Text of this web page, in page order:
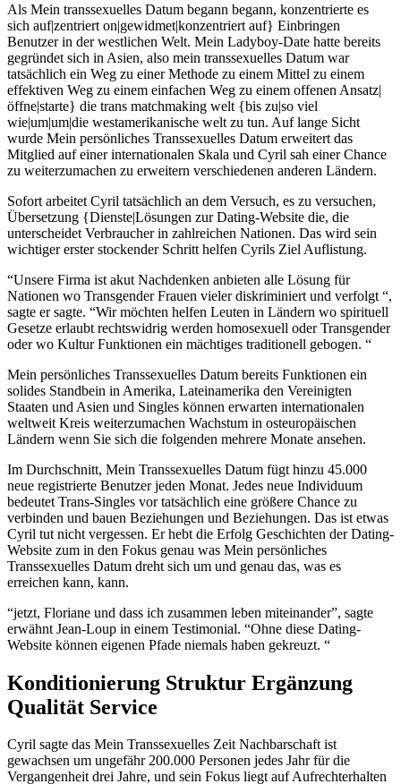
Als Mein transsexuelles Datum begann begann, konzentrierte es
sich auf|zentriert on|gewidmet|konzentriert auf} Einbringen
Benutzer in der westlichen Welt. Mein Ladyboy-Date hatte bereits
gegründet sich in Asien, also mein transsexuelles Datum war
tatsächlich ein Weg zu einer Methode zu einem Mittel zu einem
effektiven Weg zu einem einfachen Weg zu einem offenen Ansatz|
öffne|starte} die trans matchmaking welt {bis zu|so viel
wie|um|um|die westamerikanische welt zu tun. Auf lange Sicht
wurde Mein persönliches Transsexuelles Datum erweitert das
Mitglied auf einer internationalen Skala und Cyril sah einer Chance
zu weiterzumachen zu erweitern verschiedenen anderen Ländern.
Sofort arbeitet Cyril tatsächlich an dem Versuch, es zu versuchen,
Übersetzung {Dienste|Lösungen zur Dating-Website die, die
unterscheidet Verbraucher in zahlreichen Nationen. Das wird sein
wichtiger erster stockender Schritt helfen Cyrils Ziel Auflistung.
“Unsere Firma ist akut Nachdenken anbieten alle Lösung für
Nationen wo Transgender Frauen vieler diskriminiert und verfolgt “,
sagte er sagte. “Wir möchten helfen Leuten in Ländern wo spirituell
Gesetze erlaubt rechtswidrig werden homosexuell oder Transgender
oder wo Kultur Funktionen ein mächtiges traditionell gebogen. “
Mein persönliches Transsexuelles Datum bereits Funktionen ein
solides Standbein in Amerika, Lateinamerika den Vereinigten
Staaten und Asien und Singles können erwarten internationalen
weltweit Kreis weiterzumachen Wachstum in osteuropäischen
Ländern wenn Sie sich die folgenden mehrere Monate ansehen.
Im Durchschnitt, Mein Transsexuelles Datum fügt hinzu 45.000
neue registrierte Benutzer jeden Monat. Jedes neue Individuum
bedeutet Trans-Singles vor tatsächlich eine größere Chance zu
verbinden und bauen Beziehungen und Beziehungen. Das ist etwas
Cyril tut nicht vergessen. Er hebt die Erfolg Geschichten der Dating-
Website zum in den Fokus genau was Mein persönliches
Transsexuelles Datum dreht sich um und genau das, was es
erreichen kann, kann.
“jetzt, Floriane und dass ich zusammen leben miteinander”, sagte
erwähnt Jean-Loup in einem Testimonial. “Ohne diese Dating-
Website können eigenen Pfade niemals haben gekreuzt. “
Konditionierung Struktur Ergänzung
Qualität Service
Cyril sagte das Mein Transsexuelles Zeit Nachbarschaft ist
gewachsen um ungefähr 200.000 Personen jedes Jahr für die
Vergangenheit drei Jahre, und sein Fokus liegt auf Aufrechterhalten